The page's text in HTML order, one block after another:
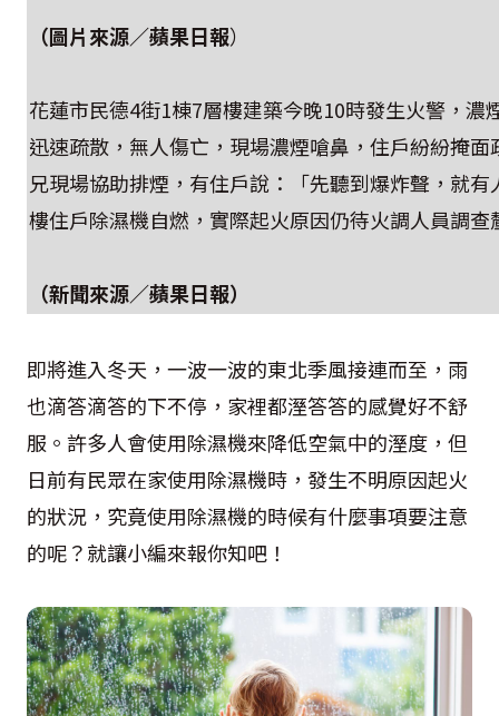
（圖片來源／蘋果日報）
花蓮市民德4街1棟7層樓建築今晚10時發生火警，
迅速疏散，無人傷亡，現場濃煙嗆鼻，住戶紛紛掩
兄現場協助排煙，有住戶說：「先聽到爆炸聲，就
樓住戶除濕機自燃，實際起火原因仍待火調人員調查
（新聞來源／蘋果日報）
即將進入冬天，一波一波的東北季風接連而至，雨
也滴答滴答的下不停，家裡都溼答答的感覺好不舒
服。許多人會使用除濕機來降低空氣中的溼度，但
日前有民眾在家使用除濕機時，發生不明原因起火
的狀況，究竟使用除濕機的時候有什麼事項要注意
的呢？就讓小編來報你知吧！